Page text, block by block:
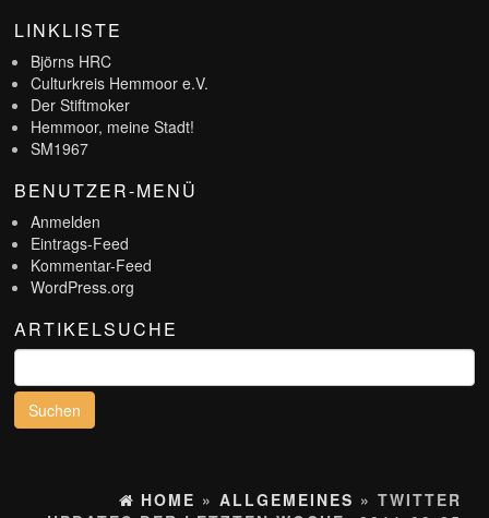
LINKLISTE
Björns HRC
Culturkreis Hemmoor e.V.
Der Stiftmoker
Hemmoor, meine Stadt!
SM1967
BENUTZER-MENÜ
Anmelden
Eintrags-Feed
Kommentar-Feed
WordPress.org
ARTIKELSUCHE
Suchen
nach:
HOME » ALLGEMEINES » TWITTER